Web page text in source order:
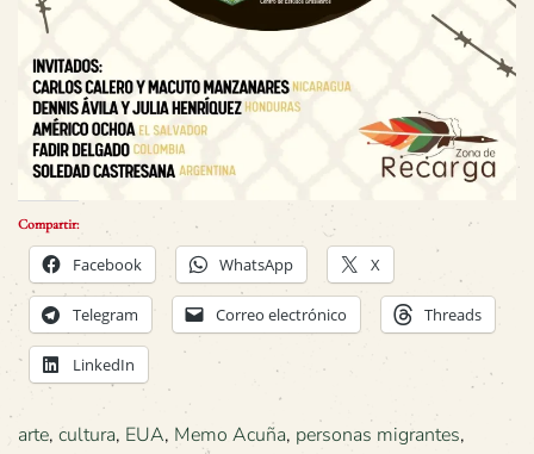
Compartir:
Facebook WhatsApp X
Telegram Correo electrónico Threads
LinkedIn
arte, cultura, EUA, Memo Acuña, personas migrantes,